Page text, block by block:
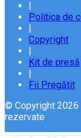
|
Politica de
|
Copyright
|
Kit de presă
|
Fii Pregătit
© Copyright 2026
rezervate